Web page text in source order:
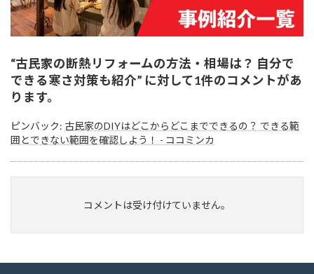
“古民家の断熱リフォームの方法・相場は？ 自分で
できる寒さ対策も紹介” に対して1件のコメントがあ
ります。
ピンバック: 古民家のDIYはどこからどこまでできるの？ できる範
囲とできない範囲を確認しよう！ - ココミンカ
コメントは受け付けていません。